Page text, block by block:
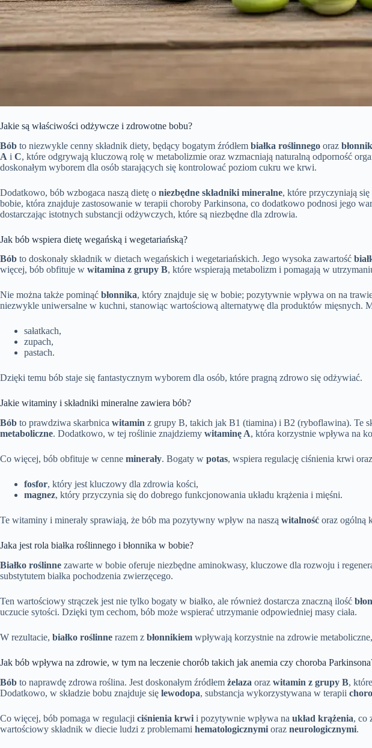
Jakie są właściwości odżywcze i zdrowotne bobu?
Bób to niezwykle cenny składnik diety, będący bogatym źródłem białka roślinnego oraz
A i C, które odgrywają kluczową rolę w metabolizmie oraz wzmacniają naturalną odporność
doskonałym wyborem dla osób starających się kontrolować poziom cukru we krwi.
Dodatkowo, bób wzbogaca naszą dietę o niezbędne składniki mineralne, które przyczyniają
bobie, która znajduje zastosowanie w terapii choroby Parkinsona, co dodatkowo podnosi jego
dostarczając istotnych substancji odżywczych, które są niezbędne dla zdrowia.
Jak bób wspiera dietę wegańską i wegetariańską?
Bób to doskonały składnik w dietach wegańskich i wegetariańskich. Jego wysoka zawartość
więcej, bób obfituje w witamina z grupy B, które wspierają metabolizm i pomagają w
Nie można także pominąć błonnika, który znajduje się w bobie; pozytywnie wpływa on na
niezwykle uniwersalne w kuchni, stanowiąc wartościową alternatywę dla produktów mięsnych.
sałatkach,
zupach,
pastach.
Dzięki temu bób staje się fantastycznym wyborem dla osób, które pragną zdrowo się odżywiać.
Jakie witaminy i składniki mineralne zawiera bób?
Bób to prawdziwa skarbnica witamin z grupy B, takich jak B1 (tiamina) i B2 (ryboflawina). Te
metaboliczne. Dodatkowo, w tej roślinie znajdziemy witaminę A, która korzystnie wpływa na
Co więcej, bób obfituje w cenne minerały. Bogaty w potas, wspiera regulację ciśnienia krwi
fosfor, który jest kluczowy dla zdrowia kości,
magnez, który przyczynia się do dobrego funkcjonowania układu krążenia i mięśni.
Te witaminy i minerały sprawiają, że bób ma pozytywny wpływ na naszą witalność oraz ogólną
Jaka jest rola białka roślinnego i błonnika w bobie?
Białko roślinne zawarte w bobie oferuje niezbędne aminokwasy, kluczowe dla rozwoju i
substytutem białka pochodzenia zwierzęcego.
Ten wartościowy strączek jest nie tylko bogaty w białko, ale również dostarcza znaczną ilość
uczucie sytości. Dzięki tym cechom, bób może wspierać utrzymanie odpowiedniej masy ciała.
W rezultacie, białko roślinne razem z błonnikiem wpływają korzystnie na zdrowie
Jak bób wpływa na zdrowie, w tym na leczenie chorób takich jak anemia czy choroba
Bób to naprawdę zdrowa roślina. Jest doskonałym źródłem żelaza oraz witamin z grupy B,
Dodatkowo, w składzie bobu znajduje się lewodopa, substancja wykorzystywana w terapii
Co więcej, bób pomaga w regulacji ciśnienia krwi i pozytywnie wpływa na układ krążenia, co
wartościowy składnik w diecie ludzi z problemami hematologicznymi oraz neurologicznymi.